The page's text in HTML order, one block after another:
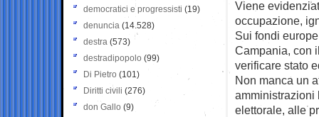
Viene
occupazione,
Sui fondi
Campania, con
verificare stato
Non manca un
amministrazioni
elettorale, alle
democratici e progressisti (19)
denuncia (14.528)
destra (573)
destradipopolo (99)
Di Pietro (101)
Diritti civili (276)
don Gallo (9)